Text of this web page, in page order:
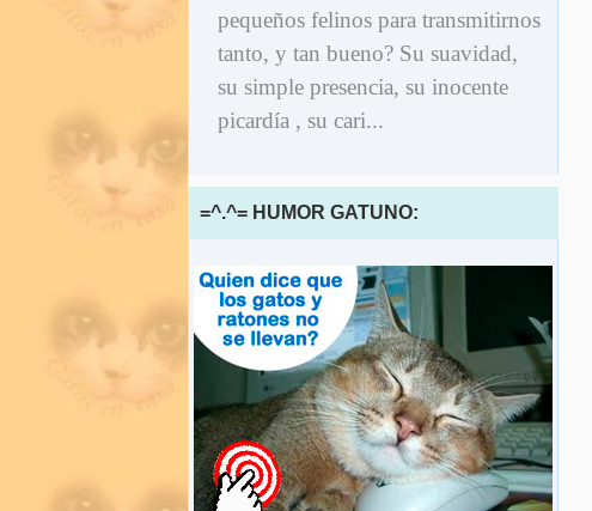
pequeños felinos para transmitirnos
tanto, y tan bueno? Su suavidad,
su simple presencia, su inocente
picardía , su cari...
=^.^= HUMOR GATUNO: